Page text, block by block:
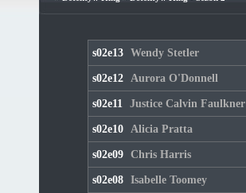
s02e13 Wendy Stetler
s02e12 Aurora O'Donnell
s02e11 Justice Calvin Faulkner
s02e10 Alicia Pratta
s02e09 Chris Harris
s02e08 Isabelle Toomey